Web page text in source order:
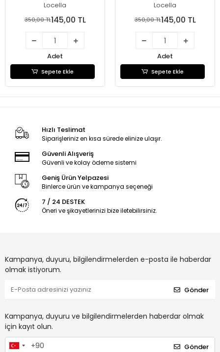
Locella
350,00 TL145,00 TL
Adet
Sepete Ekle
Locella
350,00 TL145,00 TL
Adet
Sepete Ekle
Hızlı Teslimat
Siparişleriniz en kısa sürede elinize ulaşır.
Güvenli Alışveriş
Güvenli ve kolay ödeme sistemi
Geniş Ürün Yelpazesi
Binlerce ürün ve kampanya seçeneği
7 / 24 DESTEK
Öneri ve şikayetlerinizi bize iletebilirsiniz.
Kampanya, duyuru, bilgilendirmelerden e-posta ile haberdar
olmak istiyorum.
Gönder
Kampanya, duyuru ve bilgilendirmelerden haberdar olmak
için kayıt olun.
Gönder